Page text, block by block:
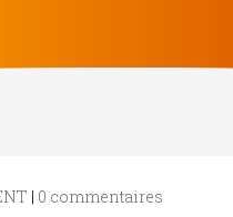
| 0 commentaires